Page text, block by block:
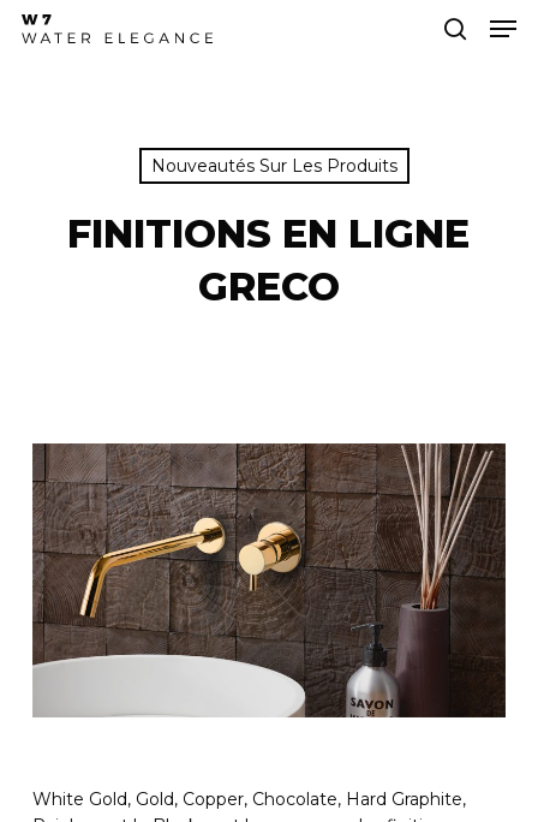
Skip
Nouveautés Sur Les Produits
FINITIONS EN LIGNE
GRECO
White Gold, Gold, Copper, Chocolate, Hard Graphite,